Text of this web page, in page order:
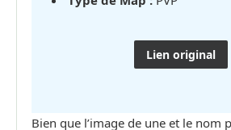
Lien original
Bien que l’image de une et le nom